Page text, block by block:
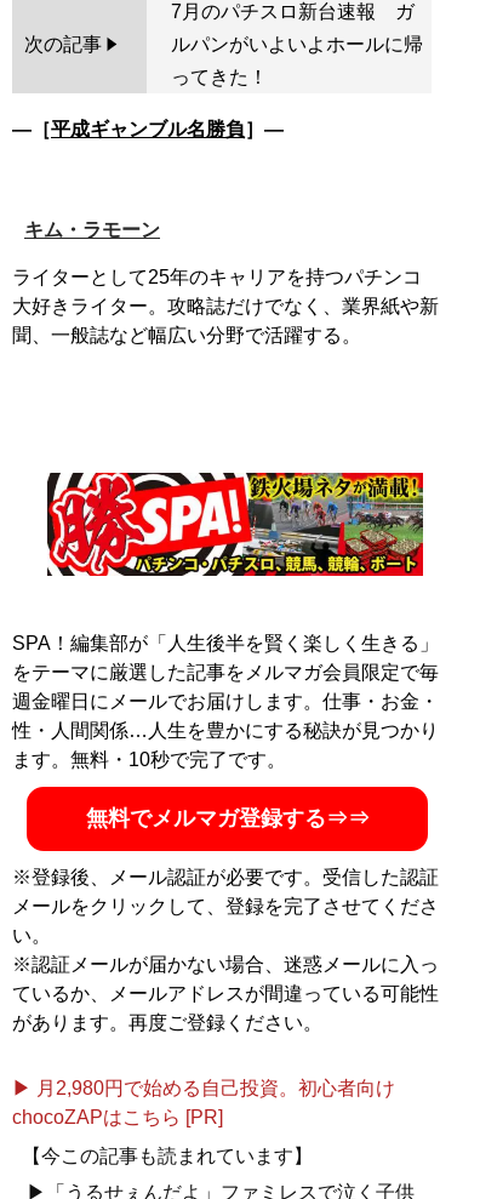
次の記事
7月のパチスロ新台速報 ガ
ルパンがいよいよホールに帰
ってきた！
―［平成ギャンブル名勝負］―
キム・ラモーン
ライターとして25年のキャリアを持つパチンコ
大好きライター。攻略誌だけでなく、業界紙や新
聞、一般誌など幅広い分野で活躍する。
SPA！編集部が「人生後半を賢く楽しく生きる」
をテーマに厳選した記事をメルマガ会員限定で毎
週金曜日にメールでお届けします。仕事・お金・
性・人間関係…人生を豊かにする秘訣が見つかり
ます。無料・10秒で完了です。
無料でメルマガ登録する⇒⇒
※登録後、メール認証が必要です。受信した認証
メールをクリックして、登録を完了させてくださ
い。
※認証メールが届かない場合、迷惑メールに入っ
ているか、メールアドレスが間違っている可能性
があります。再度ご登録ください。
▶ 月2,980円で始める自己投資。初心者向け
chocoZAPはこちら [PR]
【今この記事も読まれています】
▶「うるせぇんだよ」ファミレスで泣く子供